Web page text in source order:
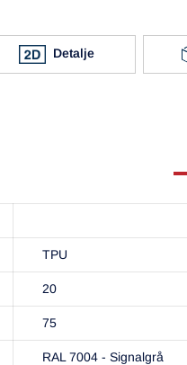
Detalje
TPU
20
75
RAL 7004 - Signalgrå